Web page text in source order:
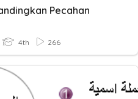
Pecahan
4th 266